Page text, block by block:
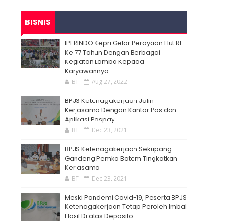
BISNIS
IPERINDO Kepri Gelar Perayaan Hut RI
Ke 77 Tahun Dengan Berbagai
Kegiatan Lomba Kepada
Karyawannya
BT Aug 27, 2022
BPJS Ketenagakerjaan Jalin
Kerjasama Dengan Kantor Pos dan
Aplikasi Pospay
BT Dec 23, 2021
BPJS Ketenagakerjaan Sekupang
Gandeng Pemko Batam Tingkatkan
Kerjasama
BT Dec 23, 2021
Meski Pandemi Covid-19, Peserta BPJS
Ketenagakerjaan Tetap Peroleh Imbal
Hasil Di atas Deposito